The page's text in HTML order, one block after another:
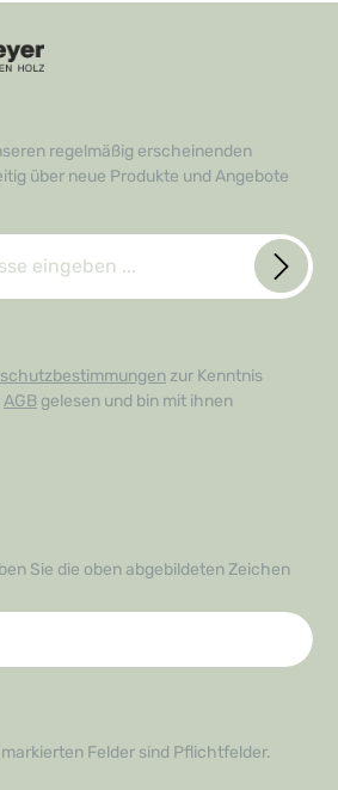
regelmäßig erscheinenden
über neue Produkte und Angebote
zur Kenntnis
AGB gelesen und bin mit ihnen
Sie die oben abgebildeten Zeichen
Felder sind Pflichtfelder.